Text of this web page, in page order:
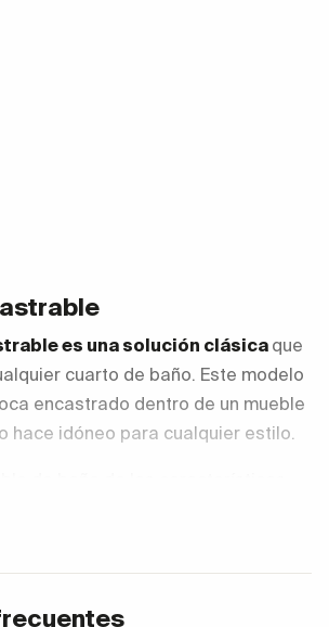
es una solución clásica que
cuarto de baño. Este modelo
encastrado dentro de un mueble
hace idóneo para cualquier estilo.
un